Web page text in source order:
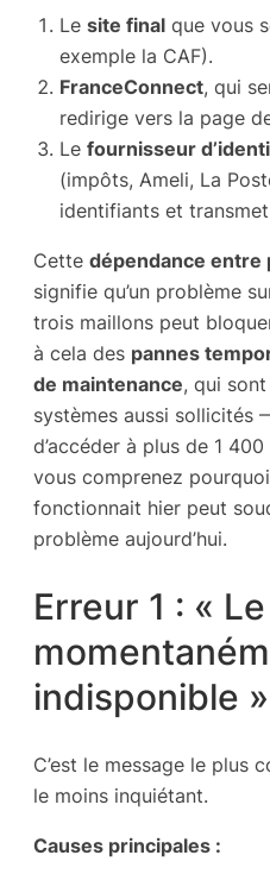
Le site final que vous
exemple la CAF).
FranceConnect, qui
redirige vers la page
Le fournisseur
(impôts, Ameli, La
identifiants et
Cette dépendance entre
signifie qu’un problème
trois maillons peut
à cela des pannes
de maintenance, qui
systèmes aussi sollicités
d’accéder à plus de 1
vous comprenez
fonctionnait hier peut
problème aujourd’hui.
Erreur 1 : «
indisponible »
C’est le message le plus
le moins inquiétant.
Causes principales :